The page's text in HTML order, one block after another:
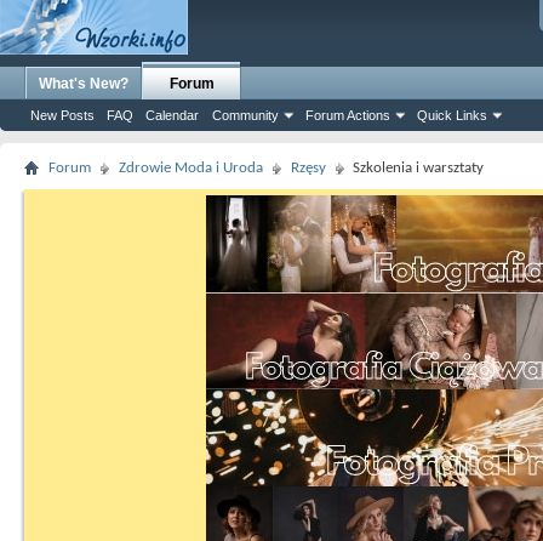
What's New? Forum
New Posts FAQ Calendar Community Forum Actions Quick Links
Forum Zdrowie Moda i Uroda Rzęsy Szkolenia i warsztaty